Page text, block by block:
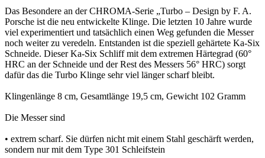
Das Besondere an der CHROMA-Serie „Turbo – Design by F. A.
Porsche ist die neu entwickelte Klinge. Die letzten 10 Jahre wurde
viel experimentiert und tatsächlich einen Weg gefunden die Messer
noch weiter zu veredeln. Entstanden ist die speziell gehärtete Ka-Six
Schneide. Dieser Ka-Six Schliff mit dem extremen Härtegrad (60°
HRC an der Schneide und der Rest des Messers 56° HRC) sorgt
dafür das die Turbo Klinge sehr viel länger scharf bleibt.
Klingenlänge 8 cm, Gesamtlänge 19,5 cm, Gewicht 102 Gramm
Die Messer sind
• extrem scharf. Sie dürfen nicht mit einem Stahl geschärft werden,
sondern nur mit dem Type 301 Schleifstein